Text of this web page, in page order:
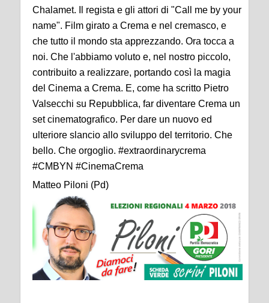
Chalamet. Il regista e gli attori di "Call me by your
name". Film girato a Crema e nel cremasco, e
che tutto il mondo sta apprezzando. Ora tocca a
noi. Che l'abbiamo voluto e, nel nostro piccolo,
contribuito a realizzare, portando così la magia
del Cinema a Crema. E, come ha scritto Pietro
Valsecchi su Repubblica, far diventare Crema un
set cinematografico. Per dare un nuovo ed
ulteriore slancio allo sviluppo del territorio. Che
bello. Che orgoglio. #extraordinarycrema
#CMBYN #CinemaCrema
Matteo Piloni (Pd)